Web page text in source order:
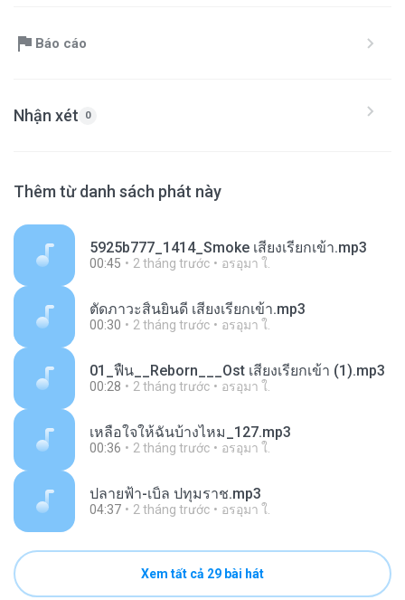
Báo cáo
Nhận xét 0
Thêm từ danh sách phát này
5925b777_1414_Smoke เสียงเรียกเข้า.mp3
00:45 2 tháng trước อรอุมา ใ.
ตัดภาวะสิ้นยินดี เสียงเรียกเข้า.mp3
00:30 2 tháng trước อรอุมา ใ.
01_ฟื้น__Reborn___Ost เสียงเรียกเข้า (1).mp3
00:28 2 tháng trước อรอุมา ใ.
เหลือใจให้ฉันบ้างไหม_127.mp3
00:36 2 tháng trước อรอุมา ใ.
ปลายฟ้า-เบิ้ล ปทุมราช.mp3
04:37 2 tháng trước อรอุมา ใ.
Xem tất cả 29 bài hát